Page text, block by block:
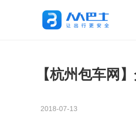
【杭州包车网
2018-07-13